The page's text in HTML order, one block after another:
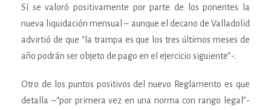
Sí se valoró positivamente por parte de los ponentes la
nueva liquidación mensual – aunque el decano de Valladolid
advirtió de que “la trampa es que los tres últimos meses de
año podrán ser objeto de pago en el ejercicio siguiente”-.
Otro de los puntos positivos del nuevo Reglamento es que
detalla –“por primera vez en una norma con rango legal”-